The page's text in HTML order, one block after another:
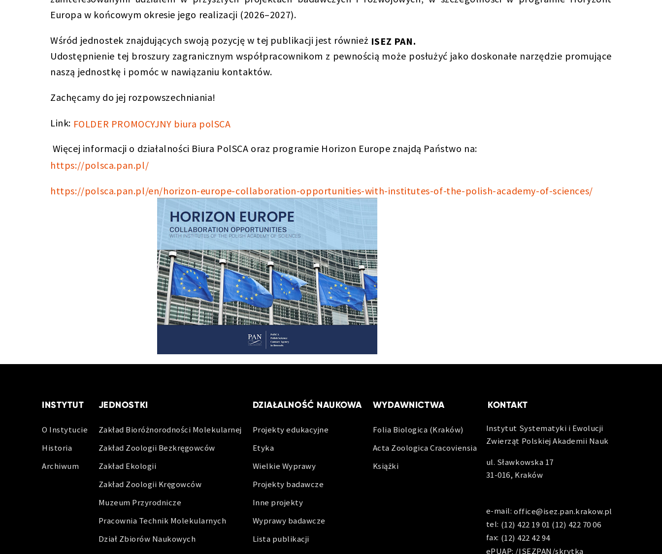
Europa w końcowym okresie jego realizacji (2026–2027).
Wśród jednostek znajdujących swoją pozycję w tej publikacji jest również ISEZ PAN.
Udostępnienie tej broszury zagranicznym współpracownikom z pewnością może posłużyć jako doskonałe narzędzie promujące
naszą jednostkę i pomóc w nawiązaniu kontaktów.
Zachęcamy do jej rozpowszechniania!
Link: FOLDER PROMOCYJNY biura polSCA
Więcej informacji o działalności Biura PolSCA oraz programie Horizon Europe znajdą Państwo na:
https://polsca.pan.pl/
https://polsca.pan.pl/en/horizon-europe-collaboration-opportunities-with-institutes-of-the-polish-academy-of-sciences/
INSTYTUT
O Instytucie
Historia
Archiwum
JEDNOSTKI
Zakład Bioróżnorodności Molekularnej
Zakład Zoologii Bezkręgowców
Zakład Ekologii
Zakład Zoologii Kręgowców
Muzeum Przyrodnicze
Pracownia Technik Molekularnych
Dział Zbiorów Naukowych
DZIAŁALNOŚĆ NAUKOWA
Projekty edukacyjne
Etyka
Wielkie Wyprawy
Projekty badawcze
Inne projekty
Wyprawy badawcze
Lista publikacji
WYDAWNICTWA
Folia Biologica (Kraków)
Acta Zoologica Cracoviensia
Książki
KONTAKT
Instytut Systematyki i Ewolucji
Zwierząt Polskiej Akademii Nauk
ul. Sławkowska 17
31-016, Kraków
e-mail:office@isez.pan.krakow.pl
tel: (12) 422 19 01 (12) 422 70 06
fax: (12) 422 42 94
ePUAP: /ISEZPAN/skrytka